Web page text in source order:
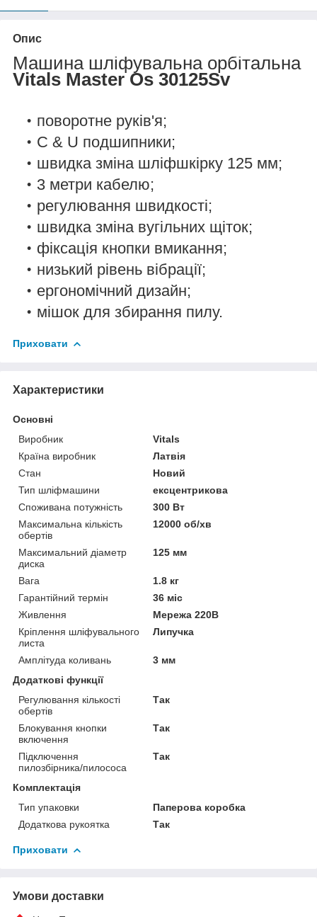
Опис
Машина шліфувальна орбітальна
Vitals Master Os 30125Sv
поворотне руків'я;
C & U подшипники;
швидка зміна шліфшкірку 125 мм;
3 метри кабелю;
регулювання швидкості;
швидка зміна вугільних щіток;
фіксація кнопки вмикання;
низький рівень вібрації;
ергономічний дизайн;
мішок для збирання пилу.
Приховати
Характеристики
Основні
Виробник
Vitals
Країна виробник
Латвія
Стан
Новий
Тип шліфмашини
ексцентрикова
Споживана потужність
300 Вт
Максимальна кількість
обертів
12000 об/хв
Максимальний діаметр
диска
125 мм
Вага
1.8 кг
Гарантійний термін
36 міс
Живлення
Мережа 220В
Кріплення шліфувального
листа
Липучка
Амплітуда коливань
3 мм
Додаткові функції
Регулювання кількості
обертів
Так
Блокування кнопки
включення
Так
Підключення
пилозбірника/пилососа
Так
Комплектація
Тип упаковки
Паперова коробка
Додаткова рукоятка
Так
Приховати
Умови доставки